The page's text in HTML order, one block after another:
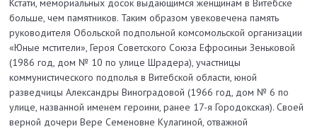
Кстати, мемориальных досок выдающимся женщинам в Витебске
больше, чем памятников. Таким образом увековечена память
руководителя Обольской подпольной комсомольской организации
«Юные мстители», Героя Советского Союза Ефросиньи Зеньковой
(1986 год, дом № 10 по улице Шрадера), участницы
коммунистического подполья в Витебской области, юной
разведчицы Александры Виноградовой (1966 год, дом № 6 по
улице, названной именем героини, ранее 17-я Городокская). Своей
верной дочери Вере Семеновне Кулагиной, отважной